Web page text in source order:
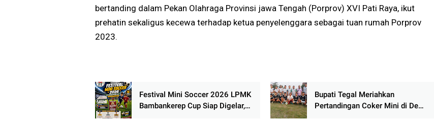
bertanding dalam Pekan Olahraga Provinsi jawa Tengah (Porprov) XVI Pati Raya, ikut
prehatin sekaligus kecewa terhadap ketua penyelenggara sebagai tuan rumah Porprov
2023.
Festival Mini Soccer 2026 LPMK
Bambankerep Cup Siap Digelar,
Bupati Tegal Meriahkan
Pertandingan Coker Mini di Desa